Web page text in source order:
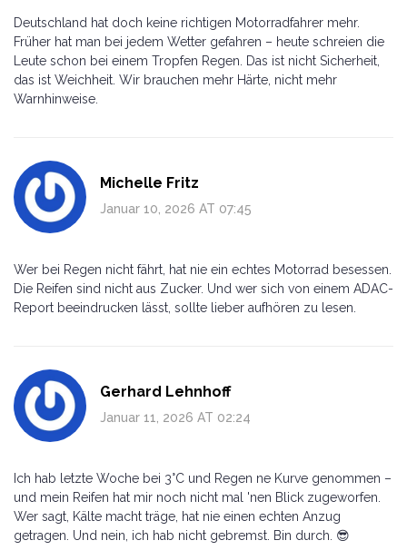
Deutschland hat doch keine richtigen Motorradfahrer mehr.
Früher hat man bei jedem Wetter gefahren – heute schreien die
Leute schon bei einem Tropfen Regen. Das ist nicht Sicherheit,
das ist Weichheit. Wir brauchen mehr Härte, nicht mehr
Warnhinweise.
Michelle Fritz
Januar 10, 2026 AT 07:45
Wer bei Regen nicht fährt, hat nie ein echtes Motorrad besessen.
Die Reifen sind nicht aus Zucker. Und wer sich von einem ADAC-
Report beeindrucken lässt, sollte lieber aufhören zu lesen.
Gerhard Lehnhoff
Januar 11, 2026 AT 02:24
Ich hab letzte Woche bei 3°C und Regen ne Kurve genommen –
und mein Reifen hat mir noch nicht mal 'nen Blick zugeworfen.
Wer sagt, Kälte macht träge, hat nie einen echten Anzug
getragen. Und nein, ich hab nicht gebremst. Bin durch. 😎